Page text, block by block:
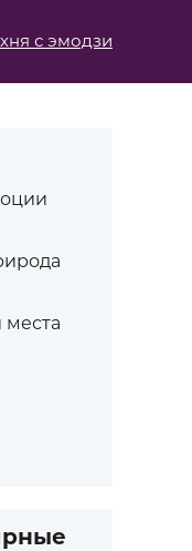
с эмодзи
места